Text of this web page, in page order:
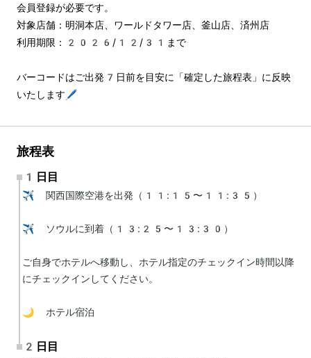
会員登録が必要です。
対象店舗：明洞本店、ワールドタワー店、釜山店、済州店
利用期限：2026/12/31まで
バーコードはご出発7日前を目安に「確定した旅程表」に反映
いたします🖊️
旅程表
1日目
✈️ 関西国際空港を出発（11:15〜11:35）
✈️ ソウルに到着（13:25〜13:30）
ご自身でホテルへ移動し、ホテル指定のチェックイン時間以降
にチェックインしてください。
🌙 ホテル宿泊
2日目